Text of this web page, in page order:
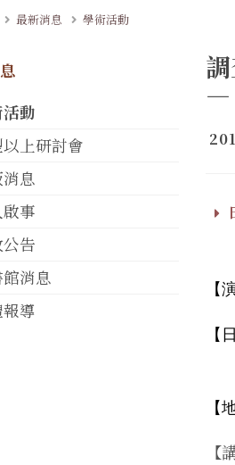
最新消息 學術活動
動
上研討會
息
事
告
消息
導
—
【
【
【
【